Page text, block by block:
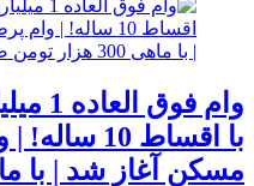
وام
با اقساط